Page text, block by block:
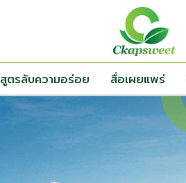
สูตรลับความอร่อย สื่อเผยแพร่